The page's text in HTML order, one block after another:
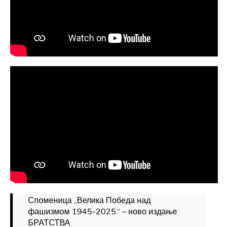
Споменица „Велика Победа над
фашизмом 1945-2025.“ – ново издање
БРАТСТВА